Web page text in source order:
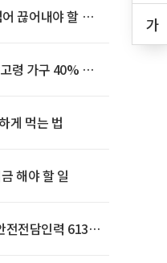
가
끊어내야 할 사
령 가구 40% 노
게 먹는 법
해야 할 일
전전담인력 613명